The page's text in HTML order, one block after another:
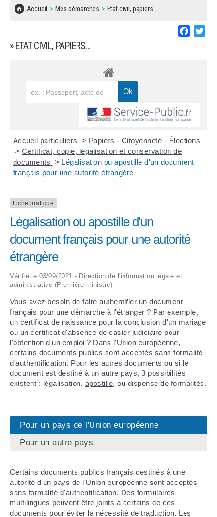
Accueil Mes démarches Etat civil, papiers…
» ETAT CIVIL, PAPIERS…
Accueil particuliers > Papiers - Citoyenneté - Élections
> Certificat, copie, légalisation et conservation de
documents > Légalisation ou apostille d'un document
français pour une autorité étrangère
Fiche pratique
Légalisation ou apostille d'un
document français pour une autorité
étrangère
Vérifié le 03/09/2021 - Direction de l'information légale et
administrative (Première ministre)
Vous avez besoin de faire authentifier un document
français pour une démarche à l'étranger ? Par exemple,
un certificat de naissance pour la conclusion d'un mariage
ou un certificat d'absence de casier judiciaire pour
l'obtention d'un emploi ? Dans l'Union européenne,
certains documents publics sont acceptés sans formalité
d'authentification. Pour les autres documents ou si le
document est destiné à un autre pays, 3 possibilités
existent : légalisation, apostille, ou dispense de formalités.
Pour un pays de l'Union européenne
Pour un autre pays
Certains documents publics français destinés à une
autorité d'un pays de l'Union européenne sont acceptés
sans formalité d'authentification. Des formulaires
multilingues peuvent être joints à certains de ces
documents pour éviter la nécessité de traduction. Les
CONCERTATIONS PUBLIQUES
SOLIDARITÉ, LOGEMENT
SÉNIORS
DECHETS
SIGNALEMENTS
BESOIN D'UNE AIDE ?
LES ASSOCIATIONS
MARCHÉS PUBLICS
DOCUMENT D'INFORMATION COMMUNAL
REGLEMENT LOCAL DE PUBLICITÉ
DECLARATION DE DEMARCHAGE
DOSSIER DE DEMANDE DE SUBVENTION
DEMANDE DE PRÊT DE MATERIEL
ARRÊTÉS MUNICIPAUX
DÉLIBÉRATIONS